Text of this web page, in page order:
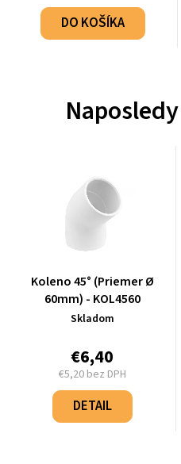
DO KOŠÍKA
Koleno 45° (Priemer Ø
60mm) - KOL4560
Skladom
€6,40
€5,20 bez DPH
Jednotková
cena:
DETAIL